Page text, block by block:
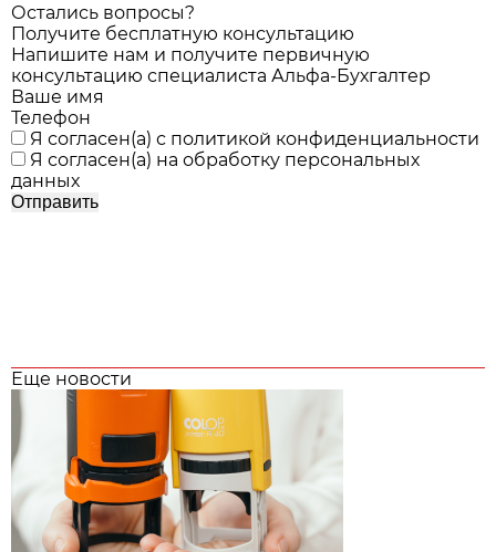
Остались вопросы?
Получите бесплатную консультацию
Напишите нам и получите первичную
консультацию специалиста Альфа-Бухгалтер
Ваше имя
Телефон
Я согласен(а) с политикой конфиденциальности
Я согласен(а) на обработку персональных
данных
Еще новости